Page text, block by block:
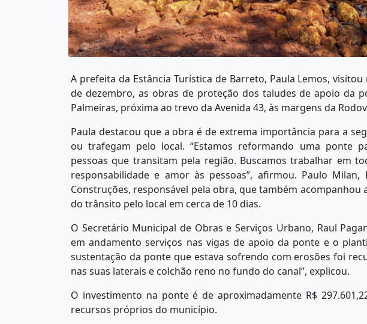
A prefeita da Estância Turística de Barreto, Paula Lemos,
de dezembro, as obras de proteção dos taludes de apoio da
Palmeiras, próxima ao trevo da Avenida 43, às margens da
Paula destacou que a obra é de extrema importância para a
ou trafegam pelo local. “Estamos reformando uma ponte
pessoas que transitam pela região. Buscamos trabalhar em
responsabilidade e amor às pessoas”, afirmou. Paulo
Construções, responsável pela obra, que também acompanhou
do trânsito pelo local em cerca de 10 dias.
O Secretário Municipal de Obras e Serviços Urbano, Raul
em andamento serviços nas vigas de apoio da ponte e o
sustentação da ponte que estava sofrendo com erosões foi
nas suas laterais e colchão reno no fundo do canal”, explicou.
O investimento na ponte é de aproximadamente R$
recursos próprios do município.